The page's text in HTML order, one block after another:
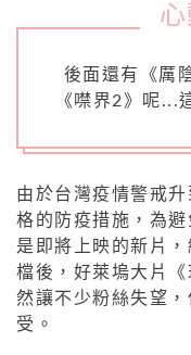
心
後面還有《厲
《噤界2》呢...
由於台灣疫情警戒
格的防疫措施，為
是即將上映的新片
檔後，好萊塢大片
然讓不少粉絲失望
受。